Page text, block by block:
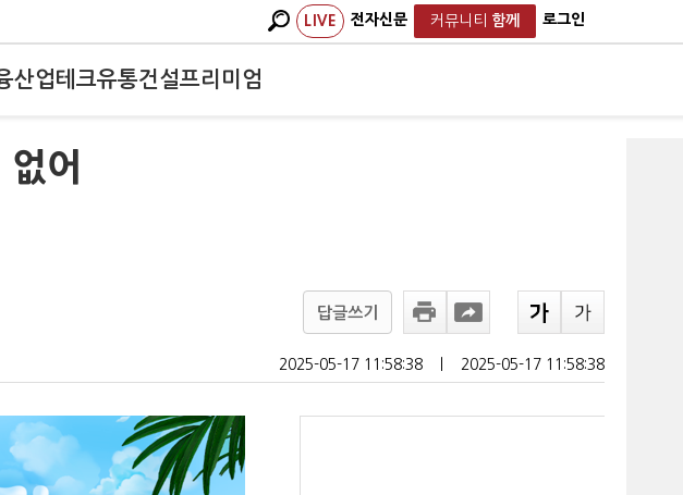
LIVE 전자신문 커뮤니티 함께 로그인
산업테크유통건설프리미엄
어
답글쓰기
2025-05-17 11:58:38 2025-05-17 11:58:38